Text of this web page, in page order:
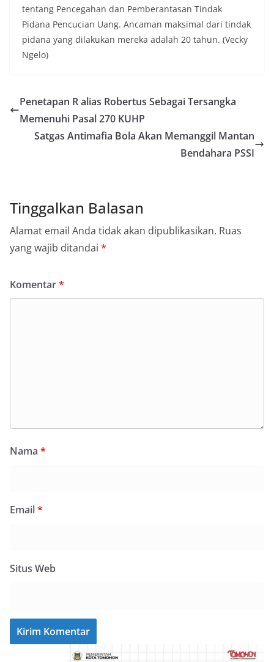
tentang Pencegahan dan Pemberantasan Tindak
Pidana Pencucian Uang. Ancaman maksimal dari tindak
pidana yang dilakukan mereka adalah 20 tahun. (Vecky
Ngelo)
Penetapan R alias Robertus Sebagai Tersangka
Memenuhi Pasal 270 KUHP
Satgas Antimafia Bola Akan Memanggil Mantan
Bendahara PSSI
Tinggalkan Balasan
Alamat email Anda tidak akan dipublikasikan. Ruas
yang wajib ditandai *
Komentar*
Nama *
Email*
Situs Web